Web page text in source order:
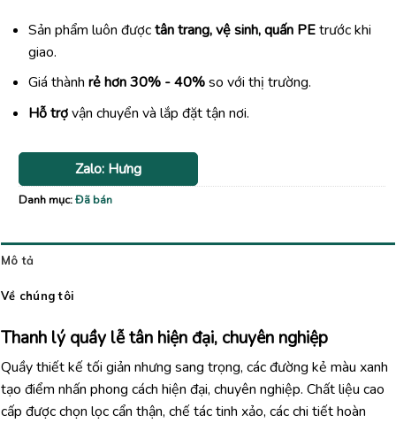
Sản phẩm luôn đượctân trang, vệ sinh, quấn PEtrước khi
giao.
Giá thành rẻ hơn 30% - 40%so với thị trường.
Hỗ trợvận chuyển và lắp đặt tận nơi.
Zalo: Hưng
Danh mục:Đã bán
Mô tả
Về chúng tôi
Thanh lý quầy lễ tân hiện đại, chuyên nghiệp
Quầy thiết kế tối giản nhưng sang trọng, các đường kẻ màu xanh
tạo điểm nhấn phong cách hiện đại, chuyên nghiệp. Chất liệu cao
cấp được chọn lọc cẩn thận, chế tác tinh xảo, các chi tiết hoàn